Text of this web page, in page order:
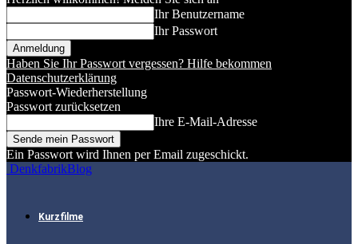
Ihr Benutzername
Ihr Passwort
Haben Sie Ihr Passwort vergessen? Hilfe bekommen
Datenschutzerklärung
Passwort-Wiederherstellung
Passwort zurücksetzen
Ihre E-Mail-Adresse
Ein Passwort wird Ihnen per Email zugeschickt.
DenkfabrikBlog
Kurzfilme